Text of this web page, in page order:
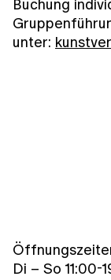
unter:
Di – So 11:00-